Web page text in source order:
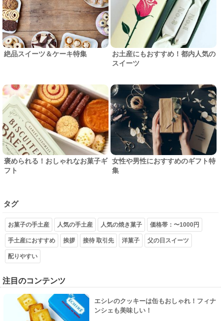
絶品スイーツ＆ケーキ特集
お土産にもおすすめ！都内人気の
スイーツ
褒められる！おしゃれなお菓子ギ
フト
女性や男性におすすめのギフト特
集
タグ
お菓子の手土産 人気の手土産 人気の焼き菓子 価格帯：〜1000円
手土産におすすめ 挨拶 接待 取引先 洋菓子 父の日スイーツ
配りやすい
注目のコンテンツ
エシレのクッキーは缶もおしゃれ！フィナ
ンシェも美味しい！